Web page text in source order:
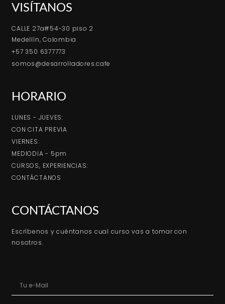
VISÍTANOS
CALLE 27a#54-30 piso 2
Medellín, Colombia
+57 350 6377773
somos@desarrolladores.cafe
HORARIO
LUNES - JUEVES:
CON CITA PREVIA
VIERNES:
MEDIODíA - 5pm
CURSOS, EXPERIENCIAS:
CONTÁCTANOS
CONTÁCTANOS
Escríbenos y cuéntanos cual curso vas a tomar con
nosotros.